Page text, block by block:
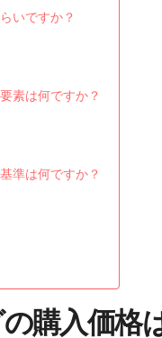
いですか？
素は何ですか？
準は何ですか？
購入価格